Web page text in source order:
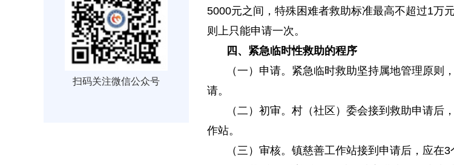
扫码关注微信公众号
5000元之间，特殊困难者救助标准最高不超过1万
则上只能申请一次。
四、紧急临时性救助的程序
（一）申请。紧急临时救助坚持属地管理原
请。
（二）初审。村（社区）委会接到救助申请
作站。
（三）审核。镇慈善工作站接到申请后，应